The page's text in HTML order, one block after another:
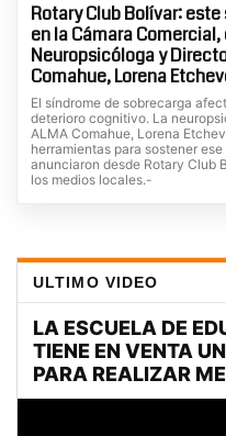
Rotary Club Bolívar:
en la Cámara
Neuropsicóloga y
Comahue, Lorena
El síndrome de sobrecarga
deterioro cognitivo. La
ALMA Comahue, Lorena
herramientas para sostener
anunciaron desde Rotary Club
los medios locales.-
ULTIMO VIDEO